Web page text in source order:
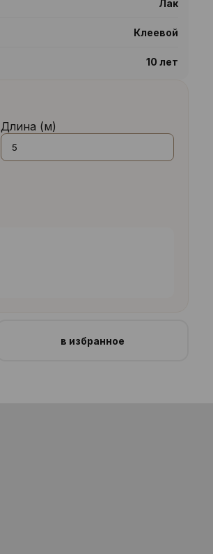
Лак
Клеевой
10 лет
Длина (м)
в избранное